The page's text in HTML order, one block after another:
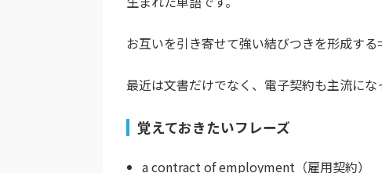
お互いを引き寄せて強い結びつきを形成す
最近は文書だけでなく、電子契約も主流にな
覚えておきたいフレーズ
a contract of employment （雇用契約）